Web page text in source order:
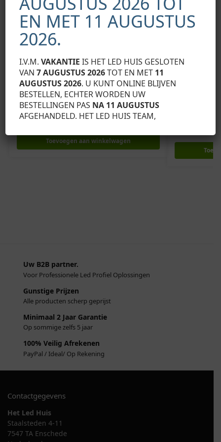
LUMINES PROFIEL EINDKAPPEN
LUMINES Eindkap B grijs met gat Universeel
Toevoegen aan winkelwagen
Exclusief BTW
Uw B2B partner.
Voor Professionele Led Profiel Oplossingen
Gunstige Prijzen
Alle producten scherp geprijst
Minimaal 2 Jaar Garantie
Op sommige zelfs 5 jaar
100% Veilig Afrekenen
PayPal / Ideal/ Op Rekening
Contactgegevens
Het Led Huis
Staalsteden 4-11
7547 TA Enschede
EN MET 11 AUGUSTUS
2026.
I.V.M.VAKANTIE IS HET LED HUIS GESLOTEN
VAN7 AUGUSTUS 2026TOT EN MET 11
AUGUSTUS 2026. U KUNT ONLINE BLIJVEN
BESTELLEN, ECHTER WORDEN UW
BESTELLINGEN PAS NA 11 AUGUSTUS
AFGEHANDELD. HET LED HUIS TEAM,